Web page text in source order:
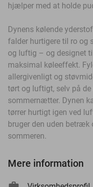
hjælper med at holde
Dynens kølende
falder hurtigere til ro og
og luftig – og designet
maksimal køleeffekt.
allergivenligt og
tørt og luftigt, selv på
sommernætter. Dynen
tørrer hurtigt igen ved
bruger den uden betræk
sommeren.
Mere information